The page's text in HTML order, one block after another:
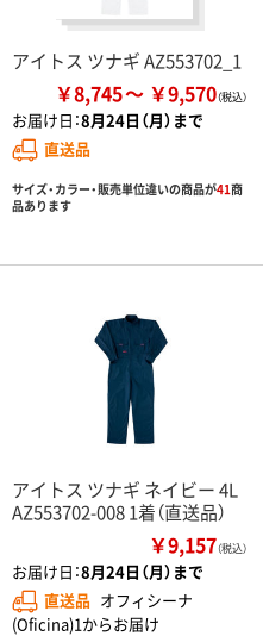
アイトス ツナギ AZ553702_1
￥8,745 ￥9,570
お届け日：8月24日（月）まで
直送品
サイズ・カラー・販売単位違いの商品が41商
品あります
アイトス ツナギ ネイビー 4L
AZ553702-008 1着（直送品）
￥9,157（税込）
お届け日：8月24日（月）まで
直送品 オフィシーナ
(Oficina)1からお届け